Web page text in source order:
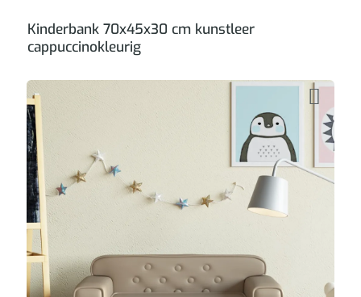
Kinderbank 70x45x30 cm kunstleer
cappuccinokleurig